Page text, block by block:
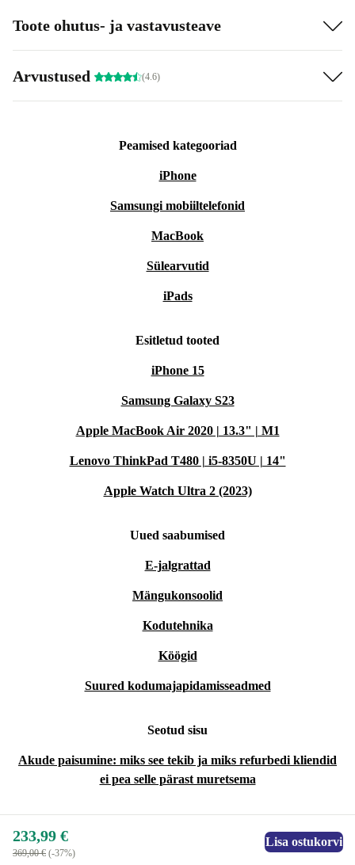
Toote ohutus- ja vastavusteave
Arvustused (4.6)
Peamised kategooriad
iPhone
Samsungi mobiiltelefonid
MacBook
Sülearvutid
iPads
Esitletud tooted
iPhone 15
Samsung Galaxy S23
Apple MacBook Air 2020 | 13.3" | M1
Lenovo ThinkPad T480 | i5-8350U | 14"
Apple Watch Ultra 2 (2023)
Uued saabumised
E-jalgrattad
Mängukonsoolid
Kodutehnika
Köögid
Suured kodumajapidamisseadmed
Seotud sisu
Akude paisumine: miks see tekib ja miks refurbedi kliendid
ei pea selle pärast muretsema
233,99 €
369,00 € (-37%)
Lisa ostukorvi